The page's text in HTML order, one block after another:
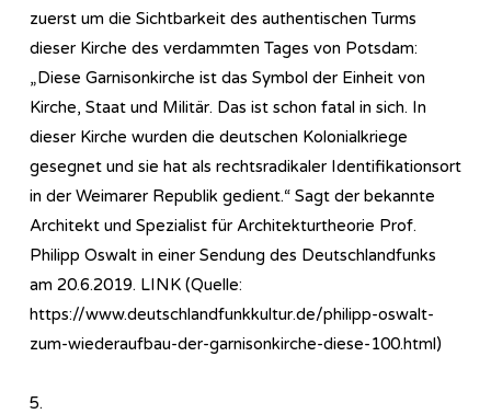
zuerst um die Sichtbarkeit des authentischen Turms
dieser Kirche des verdammten Tages von Potsdam:
„Diese Garnisonkirche ist das Symbol der Einheit von
Kirche, Staat und Militär. Das ist schon fatal in sich. In
dieser Kirche wurden die deutschen Kolonialkriege
gesegnet und sie hat als rechtsradikaler Identifikationsort
in der Weimarer Republik gedient.“ Sagt der bekannte
Architekt und Spezialist für Architekturtheorie Prof.
Philipp Oswalt in einer Sendung des Deutschlandfunks
am 20.6.2019. LINK (Quelle:
https://www.deutschlandfunkkultur.de/philipp-oswalt-
zum-wiederaufbau-der-garnisonkirche-diese-100.html)
5.